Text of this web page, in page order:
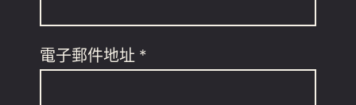
電子郵件地址 *